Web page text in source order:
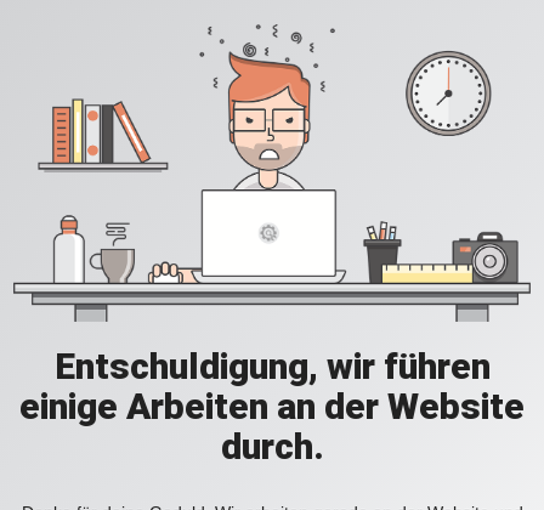
Entschuldigung, wir führen
einige Arbeiten an der Website
durch.